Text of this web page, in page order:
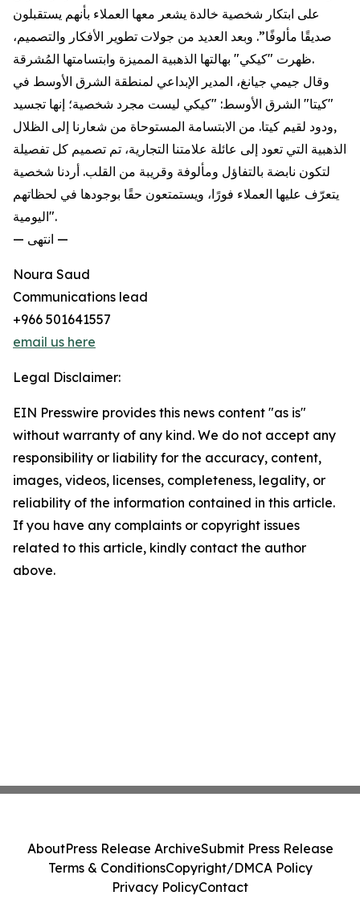
على ابتكار شخصية خالدة يشعر معها العملاء بأنهم يستقبلون
صديقًا مألوفًا”. وبعد العديد من جولات تطوير الأفكار والتصميم،
ظهرت "كيكي" بهالتها الذهبية المميزة وابتسامتها المُشرقة.
وقال جيمي جيانغ، المدير الإبداعي لمنطقة الشرق الأوسط في
"كيتا" الشرق الأوسط: "كيكي ليست مجرد شخصية؛ إنها تجسيد
,ودود لقيم كيتا. من الابتسامة المستوحاة من شعارنا إلى الظلال
الذهبية التي تعود إلى عائلة علامتنا التجارية، تم تصميم كل تفصيلة
لتكون نابضة بالتفاؤل ومألوفة وقريبة من القلب. أردنا شخصية
يتعرّف عليها العملاء فورًا، ويستمتعون حقًا بوجودها في لحظاتهم
اليومية".
— انتهى —
Noura Saud
Communications lead
+966 501641557
email us here
Legal Disclaimer:
EIN Presswire provides this news content "as is"
without warranty of any kind. We do not accept any
responsibility or liability for the accuracy, content,
images, videos, licenses, completeness, legality, or
reliability of the information contained in this article.
If you have any complaints or copyright issues
related to this article, kindly contact the author
above.
AboutPress Release ArchiveSubmit Press Release
Terms & ConditionsCopyright/DMCA Policy
Privacy PolicyContact